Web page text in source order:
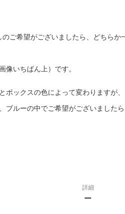
ご希望がございましたら、どちら
像いちばん上）です。
ックスの色によって変わりますが、
ブルーの中でご希望がございました
詳細